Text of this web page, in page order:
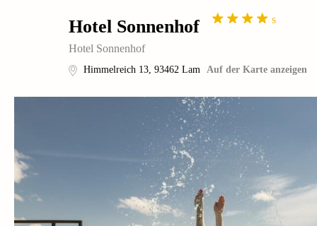
Hotel Sonnenhof s
Hotel Sonnenhof
Himmelreich 13, 93462 Lam Auf der Karte anzeigen